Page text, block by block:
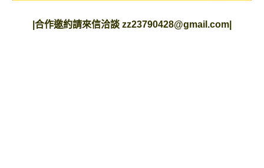
合作邀約請來信洽談 zz23790428@gmail.com